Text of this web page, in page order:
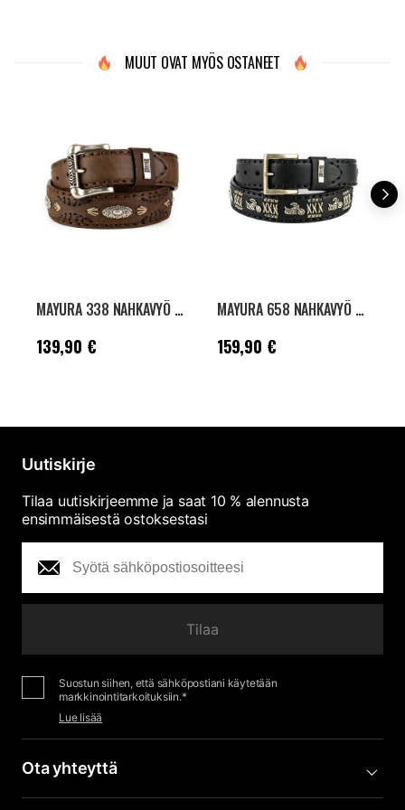
MUUT OVAT MYÖS OSTANEET
MAYURA 338 NAHKAVYÖ - CRAZY OLD SADALE
Hinta :139,90 €
139,90 €
MAYURA 658 NAHKAVYÖ - VACUNO BLACK
Hinta:159,90 €
159,90 €
Uutiskirje
Tilaa uutiskirjeemme ja saat 10 % alennusta
ensimmäisestä ostoksestasi
Tilaa
Suostun siihen, että sähköpostiani käytetään
markkinointitarkoituksiin.*
Lue lisää
Ota yhteyttä